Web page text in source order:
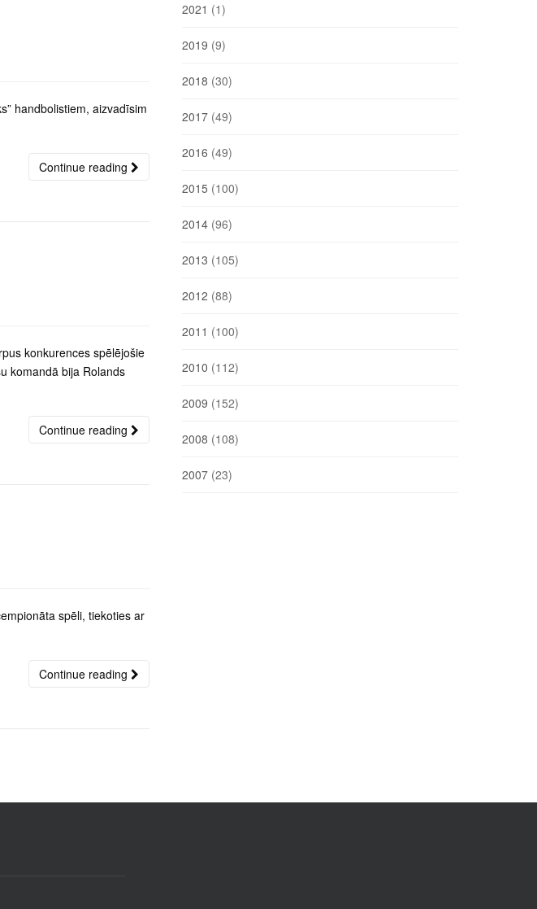
handbolistiem, aizvadīsim
Continue reading
konkurences spēlējošie
komandā bija Rolands
Continue reading
spēli, tiekoties ar
Continue reading
2021 (1)
2019 (9)
2018 (30)
2017 (49)
2016 (49)
2015 (100)
2014 (96)
2013 (105)
2012 (88)
2011 (100)
2010 (112)
2009 (152)
2008 (108)
2007 (23)